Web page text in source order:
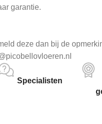
garantie.
deze dan bij de
Specialisten